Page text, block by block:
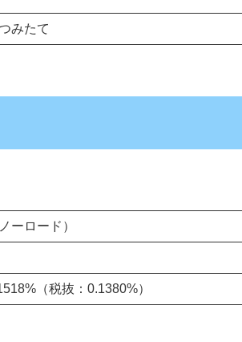
みたて
ーロード）
（税抜：0.1380%）